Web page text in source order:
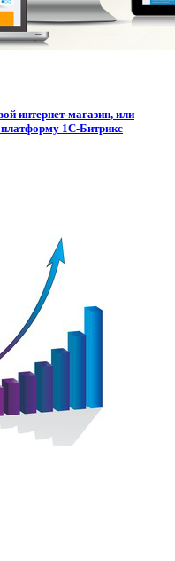
интернет-магазин, или
1С-Битрикс